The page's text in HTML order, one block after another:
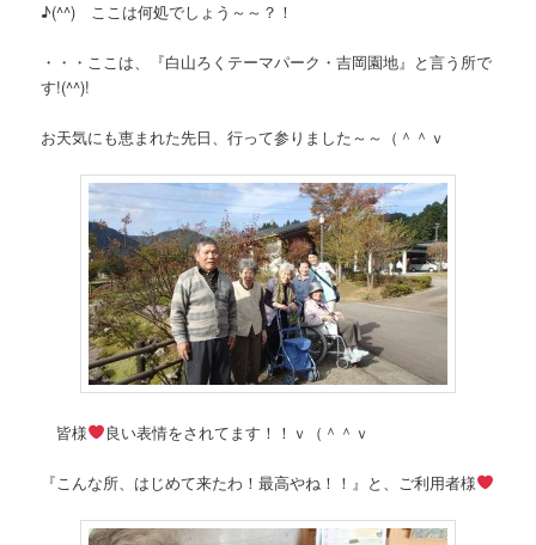
♪(^^) ここは何処でしょう～～？！
・・・ここは、『白山ろくテーマパーク・吉岡園地』と言う所で
す!(^^)!
お天気にも恵まれた先日、行って参りました～～（＾＾ｖ
皆様 良い表情をされてます！！ｖ（＾＾ｖ
『こんな所、はじめて来たわ！最高やね！！』と、ご利用者様